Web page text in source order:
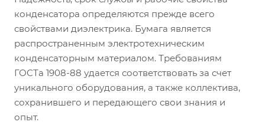
конденсатора определяются прежде всего
свойствами диэлектрика. Бумага является
распространенным электротехническим
конденсаторным материалом. Требованиям
ГОСТа 1908-88 удается соответствовать за счет
уникального оборудования, а также коллектива,
сохранившего и передающего свои знания и
опыт.